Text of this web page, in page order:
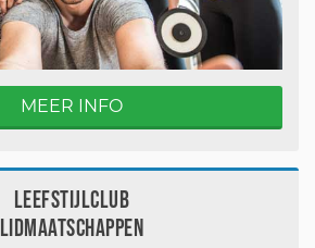
MEER INFO
Leefstijlclub
Lidmaatschappen